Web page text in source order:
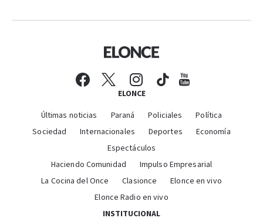
ELONCE
Últimas noticias Paraná Policiales
Política
Sociedad
Internacionales Deportes
Economía
Espectáculos
Haciendo Comunidad
Impulso Empresarial
La Cocina del Once
Clasionce
Elonce en vivo
Elonce Radio en vivo
INSTITUCIONAL